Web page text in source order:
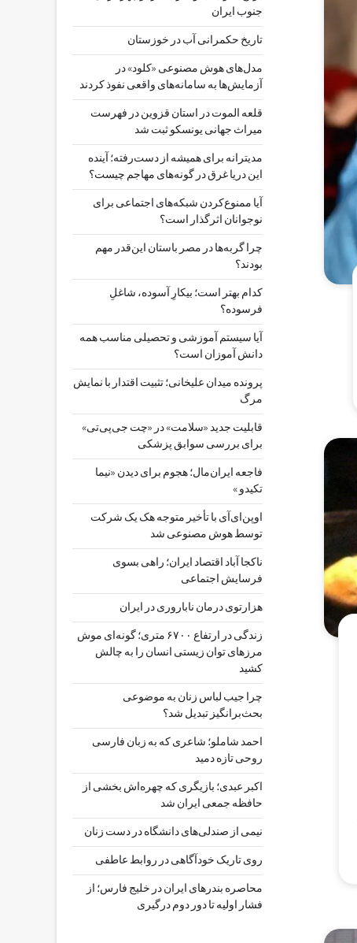
جنوب ایران
تاریخ حکمرانی آب در خوزستان
مدل‌های هوش مصنوعی «کلود» در
آزمایش‌ها به سامانه‌های واقعی نفوذ کردند
قلعه الموت در استان قزوین در فهرست
میراث جهانی یونسکو ثبت شد
مدیترانه برای همیشه از دست‌رفته؛ آینده
این دریا غرق در گونه‌های مهاجم چیست؟
آیا ممنوع‌کردن شبکه‌های اجتماعی برای
نوجوانان اثرگذار است؟
چرا گربه‌ها در مصر باستان این‌قدر مهم
بودند؟
کدام بهتر است؛ بیکارِ آسوده، شاغلِ
فرسوده؟
آیا سیستم آموزشی و تحصیلی مناسب همه
دانش آموزان است؟
پرونده میدان علیخانی؛ تثبیت اقتدار با نمایش
مرگ
قابلیت جدید «سلامت» در «چت ‌جی‌پی‌تی»
برای بررسی سوابق پزشکی
فاجعه ایران‌مال؛ هجوم برای دیدن «نیما
تکیدو »
اوپن‌ای‌آی با تأخیر متوجه هک یک شرکت
توسط هوش مصنوعی شد
ناکجا آباد اقتصاد ایران؛ راهی بسوی
فرسایش اجتماعی
هزارتوی درمان ناباروری در ایران
زندگی در ارتفاع ۶۷۰۰ متری؛ گونه‌ای موش
مرزهای توان زیستی انسان را به چالش
کشید
چرا جیب‌ لباس زنان به موضوعی
بحث‌برانگیز تبدیل شد؟
احمد شاملو؛ شاعری که به زبان فارسی
روحی تازه دمید
اکبر عبدی؛ بازیگری که چهره‌اش بخشی از
حافظه جمعی ایران شد
نیمی از صندلی‌های دانشگاه در دست زنان
روی تاریک خودآگاهی در روابط عاطفی
محاصره بندرهای ایران در خلیج فارس؛ از
فشار اولیه تا دور دوم درگیری